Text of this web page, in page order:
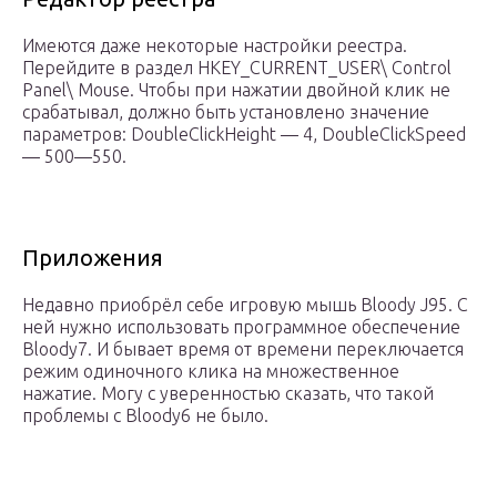
Имеются даже некоторые настройки реестра.
Перейдите в раздел HKEY_CURRENT_USER\ Control
Panel\ Mouse. Чтобы при нажатии двойной клик не
срабатывал, должно быть установлено значение
параметров: DoubleClickHeight — 4, DoubleClickSpeed
— 500—550.
Приложения
Недавно приобрёл себе игровую мышь Bloody J95. С
ней нужно использовать программное обеспечение
Bloody7. И бывает время от времени переключается
режим одиночного клика на множественное
нажатие. Могу с уверенностью сказать, что такой
проблемы с Bloody6 не было.